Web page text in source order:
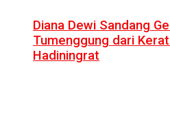
Diana Dewi Sandang
Tumenggung dari
Hadiningrat